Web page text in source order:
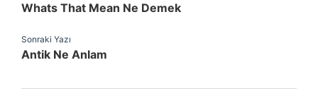
Whats That Mean Ne Demek
Sonraki Yazı
Antik Ne Anlam